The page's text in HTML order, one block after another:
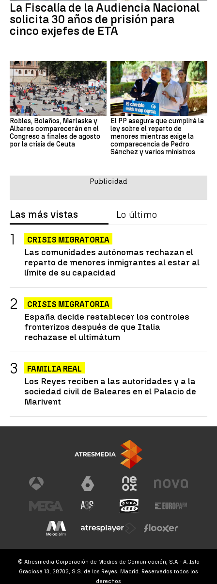
La Fiscalía de la Audiencia Nacional
solicita 30 años de prisión para
cinco exjefes de ETA
Robles, Bolaños, Marlaska y
Albares comparecerán en el
Congreso a finales de agosto
por la crisis de Ceuta
El PP asegura que cumplirá la
ley sobre el reparto de
menores mientras exige la
comparecencia de Pedro
Sánchez y varios ministros
Las más vistas Lo último
CRISIS MIGRATORIA
Las comunidades autónomas rechazan el
reparto de menores inmigrantes al estar al
límite de su capacidad
CRISIS MIGRATORIA
España decide restablecer los controles
fronterizos después de que Italia
rechazase el ultimátum
FAMILIA REAL
Los Reyes reciben a las autoridades y a la
sociedad civil de Baleares en el Palacio de
Marivent
© Atresmedia Corporación de Medios de Comunicación, S.A - A. Isla
Graciosa 13, 28703, S.S. de los Reyes, Madrid. Reservados todos los
derechos